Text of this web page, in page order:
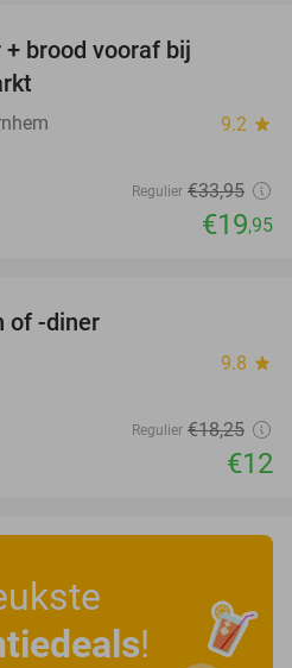
brood vooraf bij
9.2 star
Regulier €33,95
€19,95
of -diner
9.8 star
Regulier €18,25
€12
!